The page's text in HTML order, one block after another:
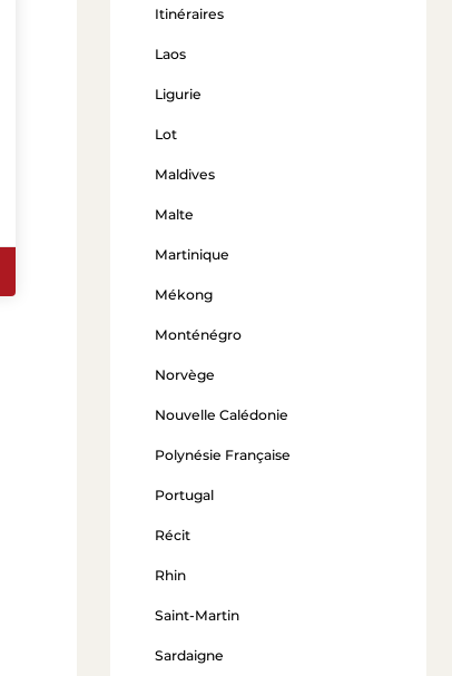
Itinéraires
Laos
Ligurie
Lot
Maldives
Malte
Martinique
Mékong
Monténégro
Norvège
Nouvelle Calédonie
Polynésie Française
Portugal
Récit
Rhin
Saint-Martin
Sardaigne